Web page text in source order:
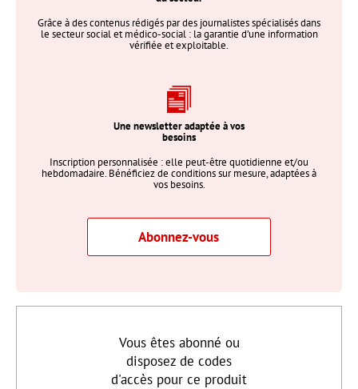
Grâce à des contenus rédigés par des journalistes spécialisés dans
le secteur social et médico-social : la garantie d’une information
vérifiée et exploitable.
Une newsletter adaptée à vos
besoins
Inscription personnalisée : elle peut-être quotidienne et/ou
hebdomadaire. Bénéficiez de conditions sur mesure, adaptées à
vos besoins.
Abonnez-vous
Vous êtes abonné ou
disposez de codes
d'accès pour ce produit